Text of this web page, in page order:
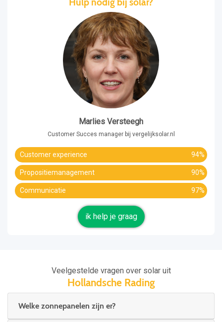
Marlies Versteegh
Customer Succes manager bij vergelijksolar.nl
Customer experience 94%
Propositiemanagement 90%
Communicatie 97%
ik help je graag
Veelgestelde vragen over solar uit
Hollandsche Rading
Welke zonnepanelen zijn er?